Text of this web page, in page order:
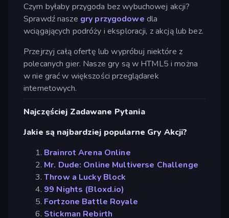
Czym byłaby przygoda bez wybuchowej akcji?
Sprawdź nasze gry przygodowe dla
wciągających podróży i eksploracji, z akcją lub bez.
Przejrzyj całą ofertę lub wypróbuj niektóre z
polecanych gier. Nasze gry są w HTML5 i można
w nie grać w większości przeglądarek
internetowych.
Najczęściej Zadawane Pytania
Jakie są najbardziej popularne Gry Akcji?
Brainrot Arena Online
Mr. Dude: Online Multiverse Challenge
Throw a Lucky Block
99 Nights (Bloxd.io)
Fortzone Battle Royale
Stickman Rebirth